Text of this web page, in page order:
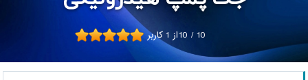
10 / 10 از 1کاربر